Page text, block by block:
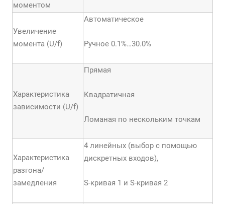
моментом
Увеличение
момента (U/f)
Автоматическое
Ручное 0.1%…30.0%
Характеристика
зависимости (U/f)
Прямая
Квадратичная
Ломаная по нескольким точкам
Характеристика
разгона/
замедления
4 линейных (выбор с помощью
дискретных входов),
S-кривая 1 и S-кривая 2